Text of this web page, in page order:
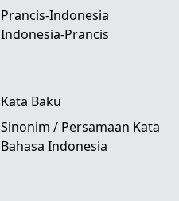
Prancis-Indonesia
Indonesia-Prancis
Kata Baku
Sinonim / Persamaan Kata
Bahasa Indonesia